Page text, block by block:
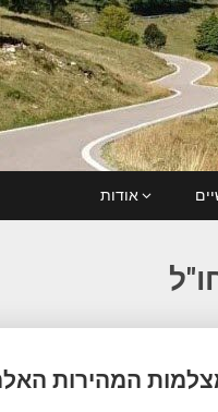
אודות
המהירות